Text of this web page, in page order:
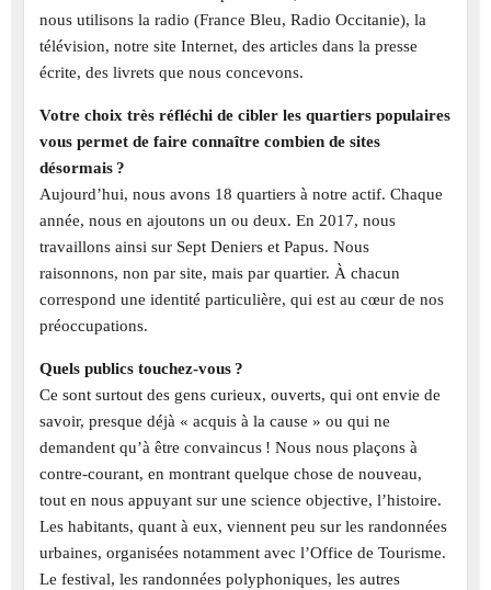
nous utilisons la radio (France Bleu, Radio Occitanie), la
télévision, notre site Internet, des articles dans la presse
écrite, des livrets que nous concevons.
Votre choix très réfléchi de cibler les quartiers populaires
vous permet de faire connaître combien de sites
désormais ?
Aujourd’hui, nous avons 18 quartiers à notre actif. Chaque
année, nous en ajoutons un ou deux. En 2017, nous
travaillons ainsi sur Sept Deniers et Papus. Nous
raisonnons, non par site, mais par quartier. À chacun
correspond une identité particulière, qui est au cœur de nos
préoccupations.
Quels publics touchez-vous ?
Ce sont surtout des gens curieux, ouverts, qui ont envie de
savoir, presque déjà « acquis à la cause » ou qui ne
demandent qu’à être convaincus ! Nous nous plaçons à
contre-courant, en montrant quelque chose de nouveau,
tout en nous appuyant sur une science objective, l’histoire.
Les habitants, quant à eux, viennent peu sur les randonnées
urbaines, organisées notamment avec l’Office de Tourisme.
Le festival, les randonnées polyphoniques, les autres